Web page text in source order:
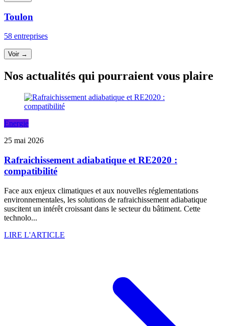
Toulon
58 entreprises
Voir →
Nos actualités qui pourraient vous plaire
Energie
25 mai 2026
Rafraichissement adiabatique et RE2020 :
compatibilité
Face aux enjeux climatiques et aux nouvelles réglementations
environnementales, les solutions de rafraichissement adiabatique
suscitent un intérêt croissant dans le secteur du bâtiment. Cette
technolo...
LIRE L'ARTICLE